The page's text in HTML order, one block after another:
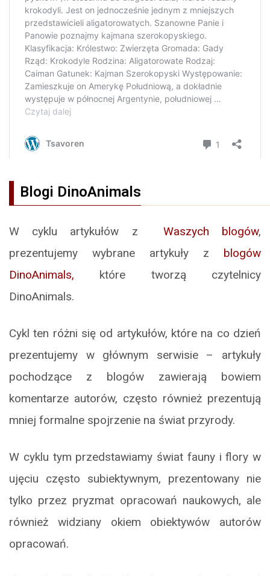
Blogi DinoAnimals
W cyklu artykułów z Waszych blogów,
prezentujemy wybrane artykuły z blogów
DinoAnimals, które tworzą czytelnicy
DinoAnimals.
Cykl ten różni się od artykułów, które na co dzień
prezentujemy w głównym serwisie – artykuły
pochodzące z blogów zawierają bowiem
komentarze autorów, często również prezentują
mniej formalne spojrzenie na świat przyrody.
W cyklu tym przedstawiamy świat fauny i flory w
ujęciu często subiektywnym, prezentowany nie
tylko przez pryzmat opracowań naukowych, ale
również widziany okiem obiektywów autorów
opracowań.